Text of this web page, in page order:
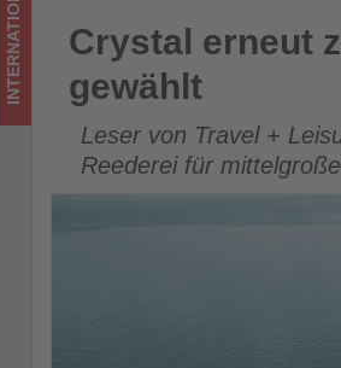
Crystal erneut zur besten
INTERNATIONAL
Crystal erneut
gewählt
Leser von Travel +
Reederei für